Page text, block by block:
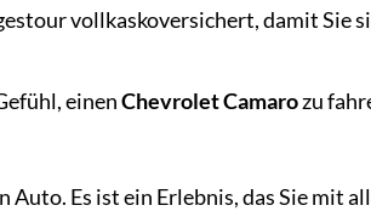
vollkaskoversichert, damit Sie
einenChevrolet Camarozu
Es ist ein Erlebnis, das Sie mit